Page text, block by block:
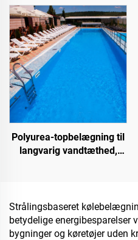
topbelægning til flere
underlagsarter til
indendørs og udendørs
belægninger
Polyurea-topbelægning til
langvarig vandtæthed,
Strålingsbaseret
betydelige energibesparelser
bygninger og køretøjer uden